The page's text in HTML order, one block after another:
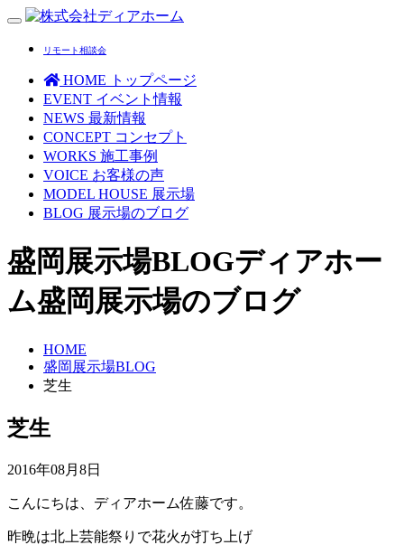
Toggle
リモート相談会
HOME
トップページ
EVENT イベント情報
NEWS 最新情報
CONCEPT コンセプト
WORKS 施工事例
VOICE お客様の声
MODEL HOUSE 展示場
BLOG 展示場のブログ
盛岡展示場BLOGディアホー
ム盛岡展示場のブログ
HOME
盛岡展示場BLOG
芝生
芝生
2016年08月8日
こんにちは、ディアホーム佐藤です。
昨晩は北上芸能祭りで花火が打ち上げ